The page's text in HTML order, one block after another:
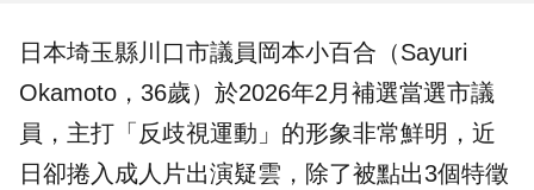
日本埼玉縣川口市議員 岡本小百合 （Sayuri
Okamoto，36歲）於2026年2月補選當選市議
員，主打「反歧視運動」的形象非常鮮明，近
日卻捲入 成人片出演疑雲，除了被點出3個特徵